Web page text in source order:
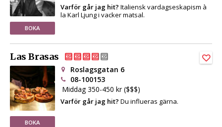
BOKA
Varför går jag hit? Italiensk vardagseskapism à
la Karl Ljung i vacker matsal.
Las Brasas
BOKA
Roslagsgatan 6
08-100153
Middag 350-450 kr ($$$)
Varför går jag hit? Du influeras gärna.